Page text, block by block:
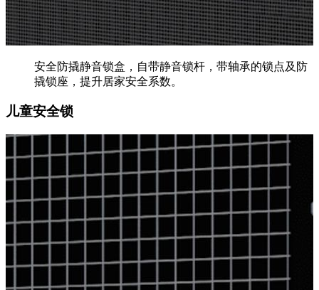
安全防撬静音锁盒，自带静音锁杆，带轴承的锁点及防
撬锁座，提升居家安全系数。
儿童安全锁